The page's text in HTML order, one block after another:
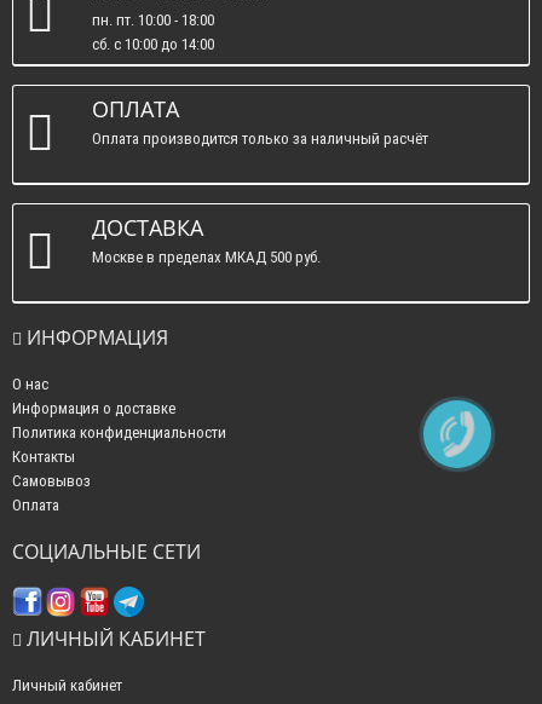
пн. пт. 10:00 - 18:00
сб. c 10:00 до 14:00
вс. : выходные.
ОПЛАТА
Оплата производится только за наличный расчёт
ДОСТАВКА
Москве в пределах МКАД 500 руб.
ИНФОРМАЦИЯ
О нас
Информация о доставке
Политика конфиденциальности
Контакты
Самовывоз
Оплата
СОЦИАЛЬНЫЕ СЕТИ
ЛИЧНЫЙ КАБИНЕТ
Личный кабинет